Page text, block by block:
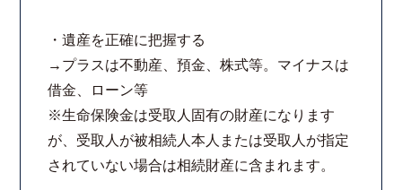
・遺産を正確に把握する
→プラスは不動産、預金、株式等。マイナスは
借金、ローン等
※生命保険金は受取人固有の財産になります
が、受取人が被相続人本人または受取人が指定
されていない場合は相続財産に含まれます。